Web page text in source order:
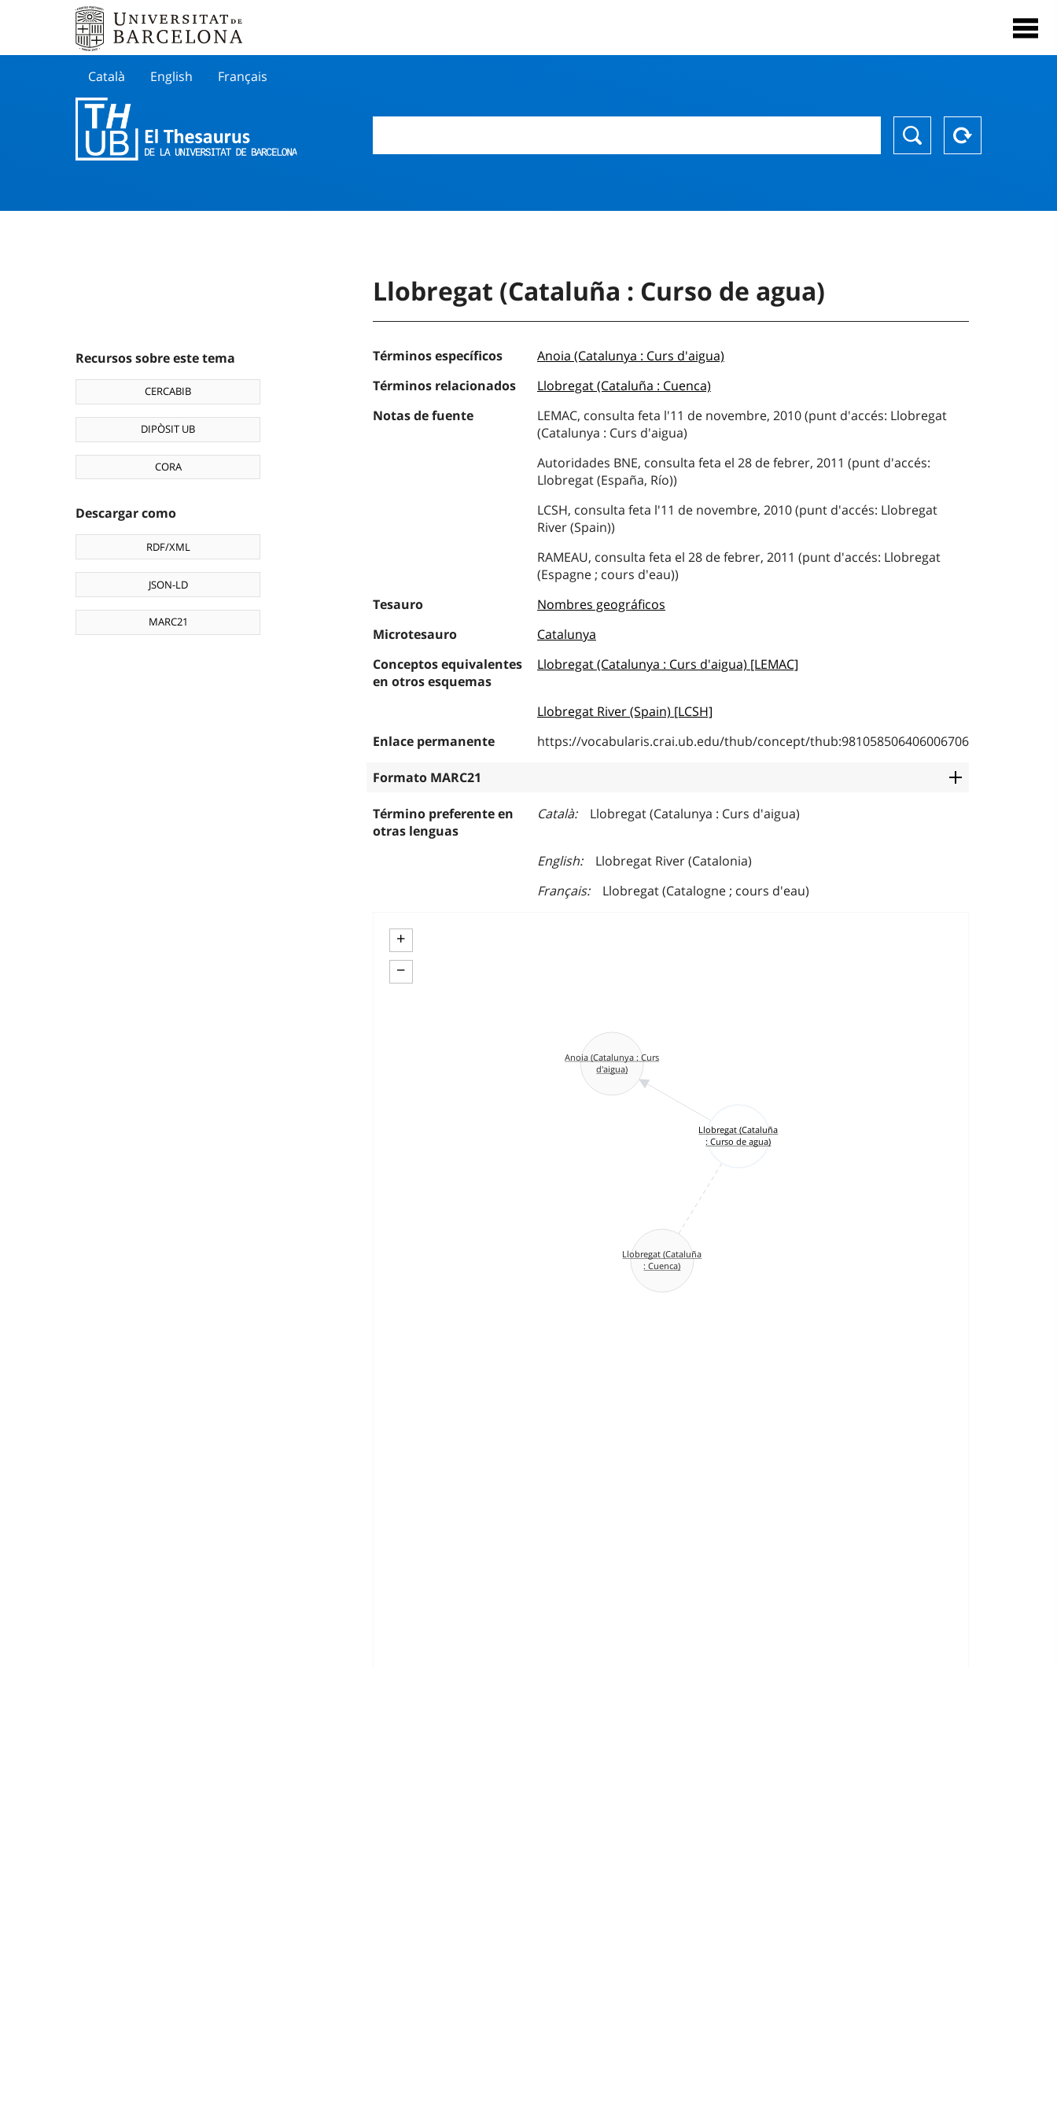
Català English Français
Recursos sobre este tema
CERCABIB
DIPÒSIT UB
CORA
Descargar como
RDF/XML
JSON-LD
MARC21
Llobregat (Cataluña : Curso de agua)
Términos específicos
Anoia (Catalunya : Curs d'aigua)
Términos relacionados
Llobregat (Cataluña : Cuenca)
Notas de fuente
LEMAC, consulta feta l'11 de novembre, 2010 (punt d'accés: Llobregat
(Catalunya : Curs d'aigua)
Autoridades BNE, consulta feta el 28 de febrer, 2011 (punt d'accés:
Llobregat (España, Río))
LCSH, consulta feta l'11 de novembre, 2010 (punt d'accés: Llobregat
River (Spain))
RAMEAU, consulta feta el 28 de febrer, 2011 (punt d'accés: Llobregat
(Espagne ; cours d'eau))
Tesauro
Nombres geográficos
Microtesauro
Catalunya
Conceptos equivalentes
en otros esquemas
Llobregat (Catalunya : Curs d'aigua) [LEMAC]
Llobregat River (Spain) [LCSH]
Enlace permanente
https://vocabularis.crai.ub.edu/thub/concept/thub:981058506406006706
Formato MARC21
Término preferente en
otras lenguas
Català Llobregat (Catalunya : Curs d'aigua)
English
Llobregat River (Catalonia)
Français
Llobregat (Catalogne ; cours d'eau)
+
−
Llobregat (Cataluña
: Curso de agua)
Llobregat (Cataluña
: Cuenca)
Anoia (Catalunya : Curs
d'aigua)